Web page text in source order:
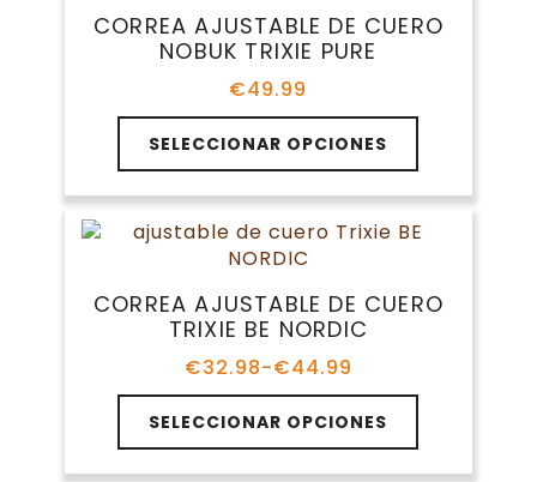
opciones
elegir
la
página
producto
CORREA AJUSTABLE DE CUERO
NOBUK TRIXIE PURE
€49.99
SELECCIONAR OPCIONES
Este
producto
tiene
múltiples
variantes.
se
pueden
en
página
de
CORREA AJUSTABLE DE CUERO
TRIXIE BE NORDIC
€32.98-€44.99
Rango
de
precios:
desde
€32.98
SELECCIONAR OPCIONES
Este
producto
tiene